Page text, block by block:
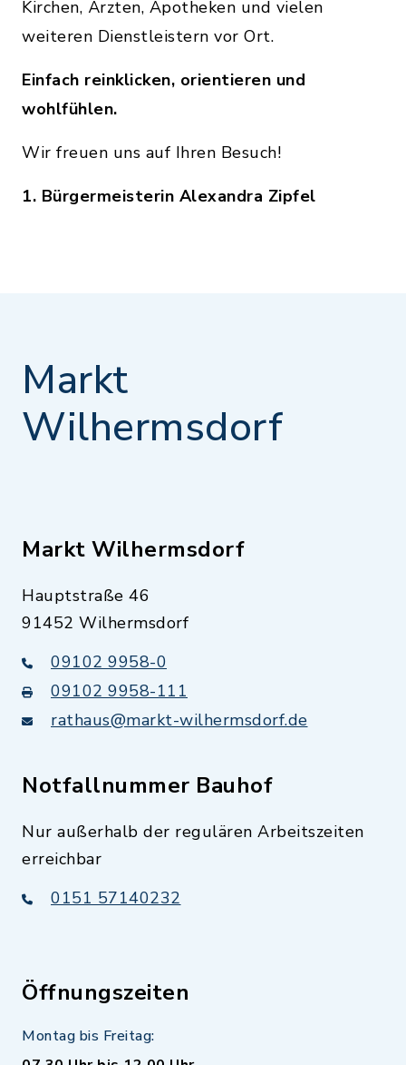
Kirchen, Ärzten, Apotheken und vielen
weiteren Dienstleistern vor Ort.
Einfach reinklicken, orientieren und
wohlfühlen.
Wir freuen uns auf Ihren Besuch!
1. Bürgermeisterin Alexandra Zipfel
Markt
Wilhermsdorf
Markt Wilhermsdorf
Hauptstraße 46
91452 Wilhermsdorf
09102 9958-0
09102 9958-111
rathaus@markt-wilhermsdorf.de
Notfallnummer Bauhof
Nur außerhalb der regulären Arbeitszeiten
erreichbar
0151 57140232
Öffnungszeiten
Montag bis Freitag: